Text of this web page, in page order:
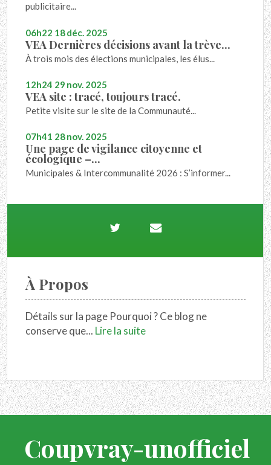
publicitaire...
06h22 18déc. 2025
VEA Dernières décisions avant la trève...
À trois mois des élections municipales, les élus...
12h24 29 nov. 2025
VEA site : tracé, toujours tracé.
Petite visite sur le site de la Communauté...
07h41 28nov. 2025
Une page de vigilance citoyenne et
écologique –...
Municipales & Intercommunalité 2026 : S’informer...
À Propos
Détails sur la page Pourquoi ? Ce blog ne
conserve que... Lire la suite
Coupvray-unofficiel